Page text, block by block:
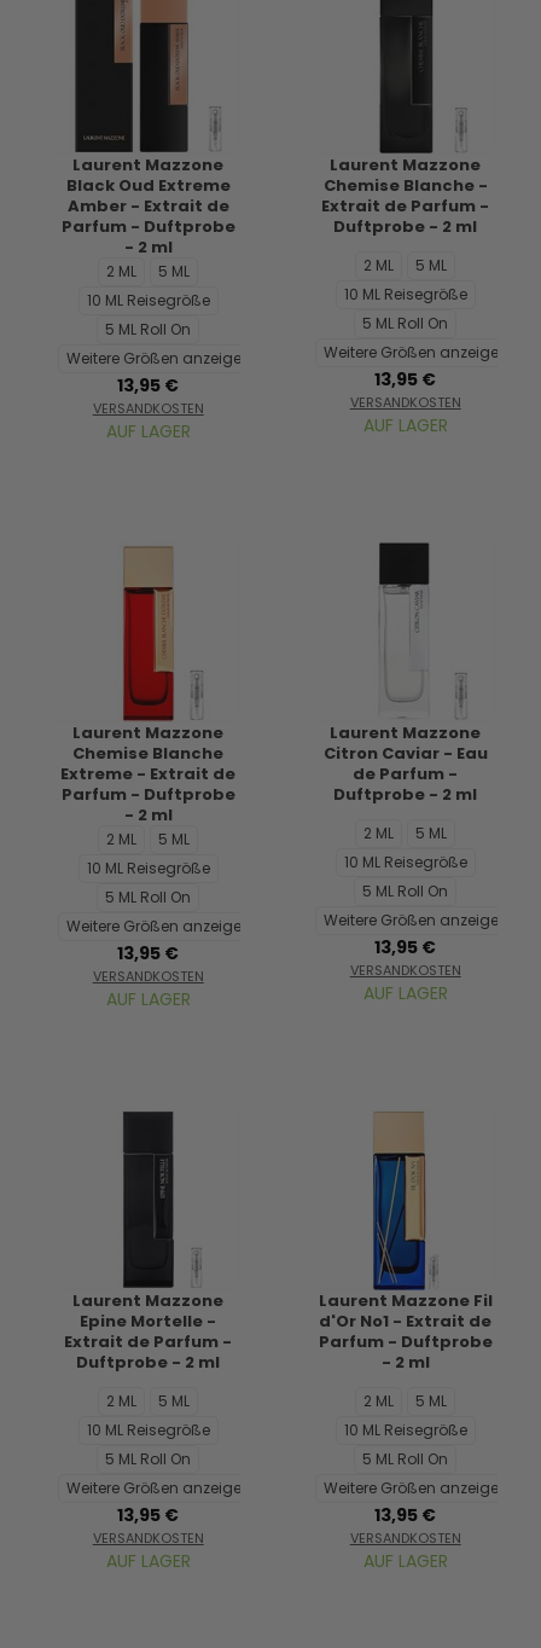
Laurent Mazzone
Black Oud Extreme
Amber - Extrait de
Parfum - Duftprobe
- 2 ml
2 ML
5 ML
10 ML Reisegröße
5 ML Roll On
Weitere Größen anzeigen...
13,95 €
VERSANDKOSTEN
AUF LAGER
Laurent Mazzone
Chemise Blanche -
Extrait de Parfum -
Duftprobe - 2 ml
2 ML
5 ML
10 ML Reisegröße
5 ML Roll On
Weitere Größen anzeigen...
13,95 €
VERSANDKOSTEN
AUF LAGER
Laurent Mazzone
Chemise Blanche
Extreme - Extrait de
Parfum - Duftprobe
- 2 ml
2 ML
5 ML
10 ML Reisegröße
5 ML Roll On
Weitere Größen anzeigen...
13,95 €
VERSANDKOSTEN
AUF LAGER
Laurent Mazzone
Citron Caviar - Eau
de Parfum -
Duftprobe - 2 ml
2 ML
5 ML
10 ML Reisegröße
5 ML Roll On
Weitere Größen anzeigen...
13,95 €
VERSANDKOSTEN
AUF LAGER
Laurent Mazzone
Epine Mortelle -
Extrait de Parfum -
Duftprobe - 2 ml
2 ML
5 ML
10 ML Reisegröße
5 ML Roll On
Weitere Größen anzeigen...
13,95 €
VERSANDKOSTEN
AUF LAGER
Laurent Mazzone Fil
d'Or No1 - Extrait de
Parfum - Duftprobe
- 2 ml
2 ML
5 ML
10 ML Reisegröße
5 ML Roll On
Weitere Größen anzeigen...
13,95 €
VERSANDKOSTEN
AUF LAGER